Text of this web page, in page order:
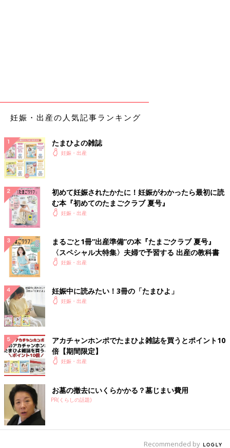
妊娠・出産の人気記事ランキング
たまひよの雑誌
妊娠・出産
初めて妊娠されたかたに！妊娠がわかったら最初に読
む本『初めてのたまごクラブ 夏号』
妊娠・出産
まるごと1冊“出産準備”の本『たまごクラブ 夏号』
〈スペシャル大特集〉夫婦で予習する 出産の教科書
妊娠・出産
妊娠中に読みたい！3冊の「たまひよ」
妊娠・出産
アカチャンホンポでたまひよ雑誌を買うとポイント10
倍【期間限定】
妊娠・出産
お墓の撤去にいくらかかる？墓じまい費用
PR(くらしの話題)
Recommended by